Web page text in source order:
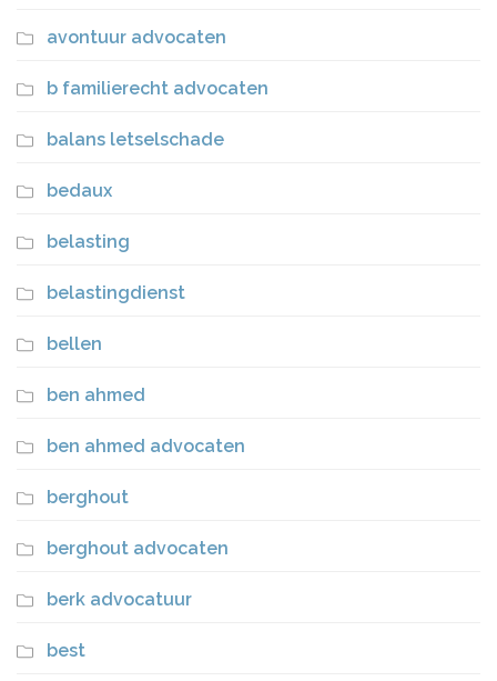
avontuur advocaten
b familierecht advocaten
balans letselschade
bedaux
belasting
belastingdienst
bellen
ben ahmed
ben ahmed advocaten
berghout
berghout advocaten
berk advocatuur
best